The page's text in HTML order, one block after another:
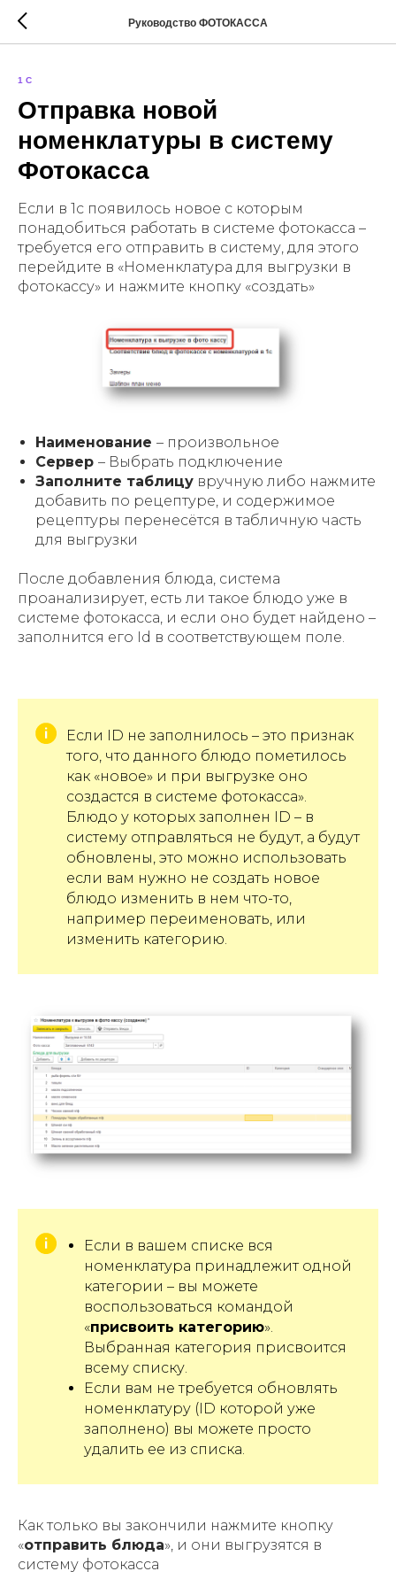
Руководство ФОТОКАССА
1C
Отправка новой
номенклатуры в систему
Фотокасса
Если в 1с появилось новое с которым
понадобиться работать в системе фотокасса –
требуется его отправить в систему, для этого
перейдите в «Номенклатура для выгрузки в
фотокассу» и нажмите кнопку «создать»
Наименование – произвольное
Сервер – Выбрать подключение
Заполните таблицу вручную либо нажмите
добавить по рецептуре, и содержимое
рецептуры перенесётся в табличную часть
для выгрузки
После добавления блюда, система
проанализирует, есть ли такое блюдо уже в
системе фотокасса, и если оно будет найдено –
заполнится его Id в соответствующем поле.
Если ID не заполнилось – это признак
того, что данного блюдо пометилось
как «новое» и при выгрузке оно
создастся в системе фотокасса».
Блюдо у которых заполнен ID – в
систему отправляться не будут, а будут
обновлены, это можно использовать
если вам нужно не создать новое
блюдо изменить в нем что-то,
например переименовать, или
изменить категорию.
Если в вашем списке вся
номенклатура принадлежит одной
категории – вы можете
воспользоваться командой
«присвоить категорию».
Выбранная категория присвоится
всему списку.
Если вам не требуется обновлять
номенклатуру (ID которой уже
заполнено) вы можете просто
удалить ее из списка.
Как только вы закончили нажмите кнопку
«отправить блюда», и они выгрузятся в
систему фотокасса